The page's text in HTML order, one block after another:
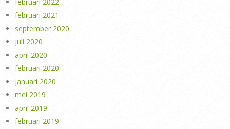
februari 2021
september 2020
juli 2020
april 2020
februari 2020
januari 2020
mei 2019
april 2019
februari 2019